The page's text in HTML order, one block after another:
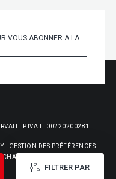
FILTRER PAR
| P.IVA IT 00220200281
- GESTION DES PRÉFÉRENCES